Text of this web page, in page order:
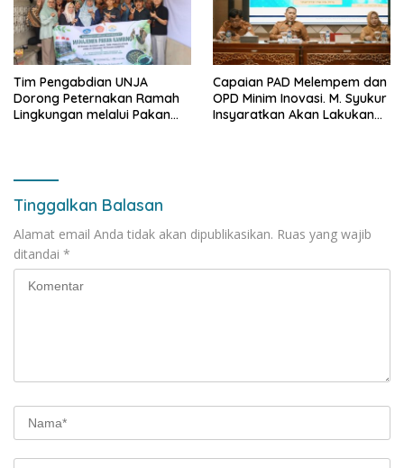
Tim Pengabdian UNJA
Dorong Peternakan Ramah
Lingkungan melalui Pakan
Capaian PAD Melempem dan
OPD Minim Inovasi. M. Syukur
Insyaratkan Akan Lakukan
Tinggalkan Balasan
Alamat email Anda tidak akan dipublikasikan. Ruas yang wajib
ditandai *